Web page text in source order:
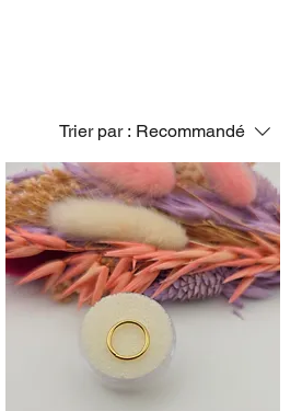
Trier par : Recommandé